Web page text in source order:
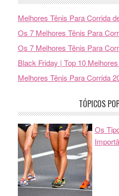
Melhores Tênis Para Corrida
Os 7 Melhores Tênis Para
Os 7 Melhores Tênis Para
Black Friday | Top 10
Melhores Tênis Para Corrida
TÓPICOS
Os